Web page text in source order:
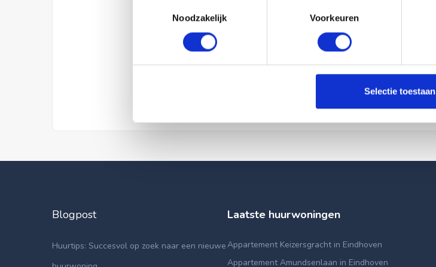
Noodzakelijk
Voorkeuren
Selectie toestaan
Blogpost
Huurtips: Succesvol op zoek naar een nieuwe
Laatste huurwoningen
Appartement Keizersgracht in Eindhoven
Appartement Amundsenlaan in Eindhoven